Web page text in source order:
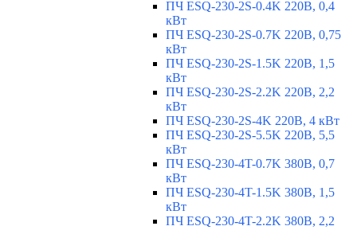
ПЧ ESQ-230-2S-0.4K 220В, 0,4
кВт
ПЧ ESQ-230-2S-0.7K 220В, 0,75
кВт
ПЧ ESQ-230-2S-1.5K 220В, 1,5
кВт
ПЧ ESQ-230-2S-2.2K 220В, 2,2
кВт
ПЧ ESQ-230-2S-4K 220В, 4 кВт
ПЧ ESQ-230-2S-5.5K 220В, 5,5
кВт
ПЧ ESQ-230-4T-0.7K 380В, 0,7
кВт
ПЧ ESQ-230-4T-1.5K 380В, 1,5
кВт
ПЧ ESQ-230-4T-2.2K 380В, 2,2